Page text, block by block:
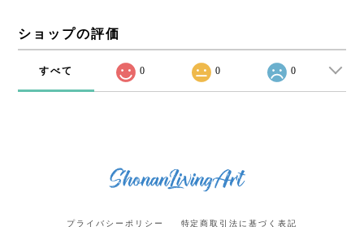
ショップの評価
すべて 0 0 0
プライバシーポリシー 特定商取引法に基づく表記